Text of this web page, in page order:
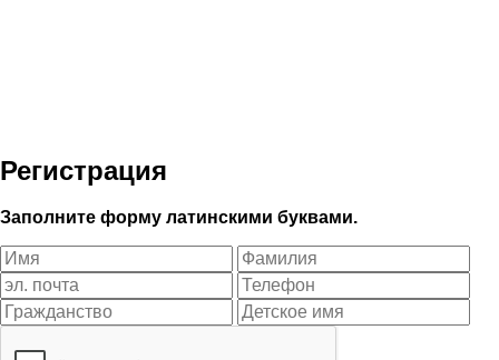
Регистрация
Заполните форму латинскими буквами.